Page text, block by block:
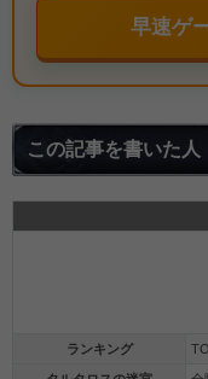
早速ゲ
この記事を書いた人
ランキング